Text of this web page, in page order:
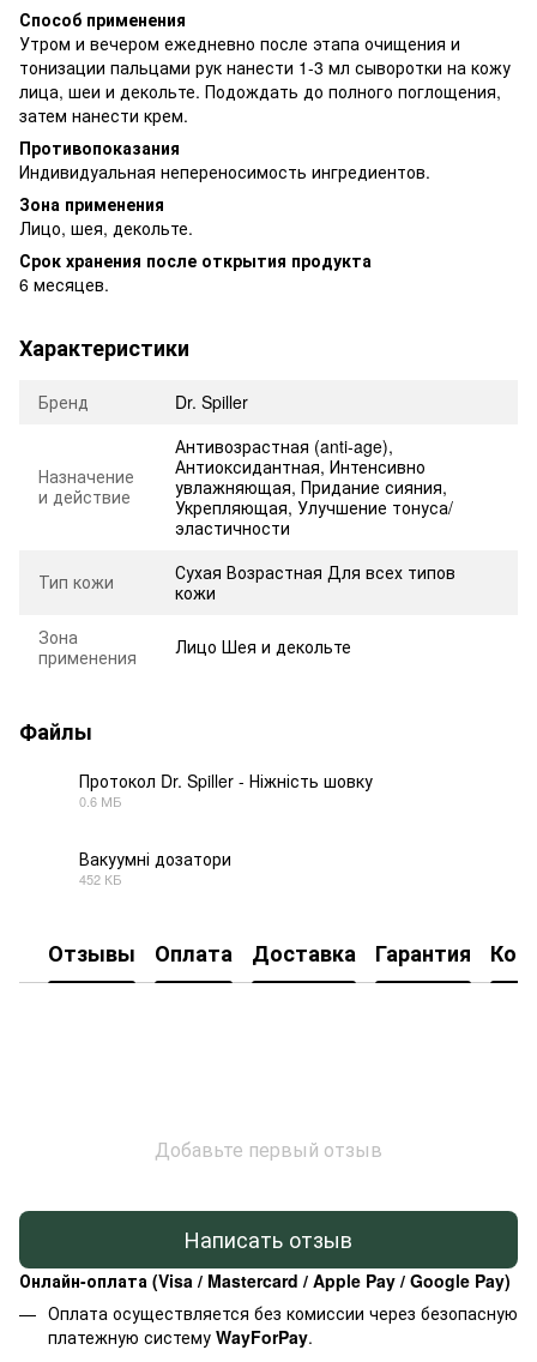
Способ применения
Утром и вечером ежедневно после этапа очищения и
тонизации пальцами рук нанести 1-3 мл сыворотки на кожу
лица, шеи и декольте. Подождать до полного поглощения,
затем нанести крем.
Противопоказания
Индивидуальная непереносимость ингредиентов.
Зона применения
Лицо, шея, декольте.
Срок хранения после открытия продукта
6 месяцев.
Характеристики
Бренд Dr. Spiller
Назначение
и действие
Антивозрастная (anti-age),
Антиоксидантная, Интенсивно
увлажняющая, Придание сияния,
Укрепляющая, Улучшение тонуса/
эластичности
Тип кожи
Сухая Возрастная Для всех типов
кожи
Зона
применения
Лицо Шея и декольте
Файлы
Протокол Dr. Spiller - Ніжність шовку
0.6 МБ
Вакуумні дозатори
452 КБ
Отзывы Оплата Доставка Гарантия
Добавьте первый отзыв
Написать отзыв
Онлайн-оплата (Visa / Mastercard / Apple Pay / Google Pay)
Оплата осуществляется без комиссии через безопасную
платежную систему WayForPay.